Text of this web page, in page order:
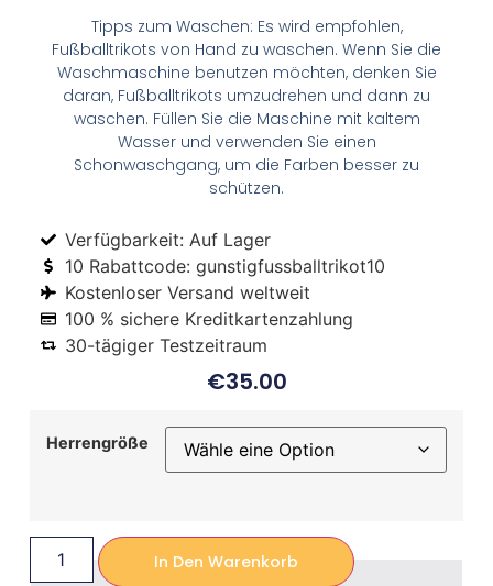
Tipps zum Waschen: Es wird empfohlen,
Fußballtrikots von Hand zu waschen. Wenn Sie die
Waschmaschine benutzen möchten, denken Sie
daran, Fußballtrikots umzudrehen und dann zu
waschen. Füllen Sie die Maschine mit kaltem
Wasser und verwenden Sie einen
Schonwaschgang, um die Farben besser zu
schützen.
Verfügbarkeit: Auf Lager
10 Rabattcode: gunstigfussballtrikot10
Kostenloser Versand weltweit
100 % sichere Kreditkartenzahlung
30-tägiger Testzeitraum
€35.00
Herrengröße
In Den Warenkorb